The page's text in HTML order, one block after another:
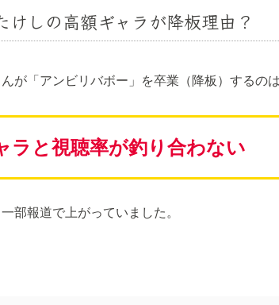
けしの高額ギャラが降板理由？
が「アンビリバボー」を卒業（降板）するのは
ラと視聴率が釣り合わない
部報道で上がっていました。